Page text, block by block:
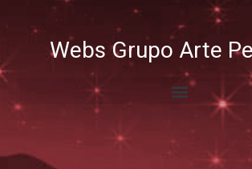
Webs Grupo Arte